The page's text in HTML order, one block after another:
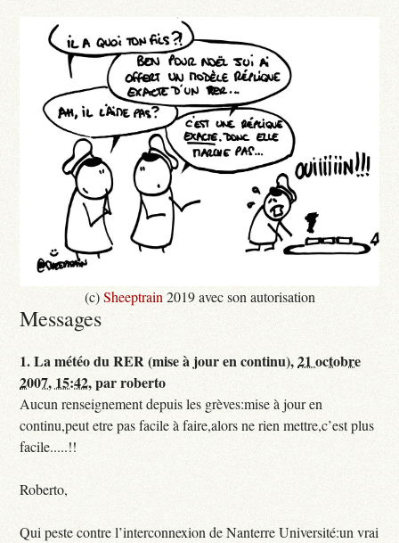
(c)Sheeptrain 2019 avec son autorisation
Messages
1.La météo du RER (mise à jour en continu),21 octobre
2007, 15:42,parroberto
Aucun renseignement depuis les grèves:mise à jour en
continu,peut etre pas facile à faire,alors ne rien mettre,c’est plus
facile.....!!
Roberto,
Qui peste contre l’interconnexion de Nanterre Université:un vrai